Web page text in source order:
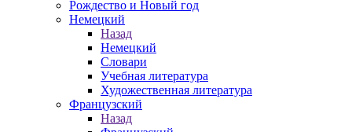
Рождество и Новый год
Немецкий
Назад
Немецкий
Словари
Учебная литература
Художественная литература
Французский
Назад